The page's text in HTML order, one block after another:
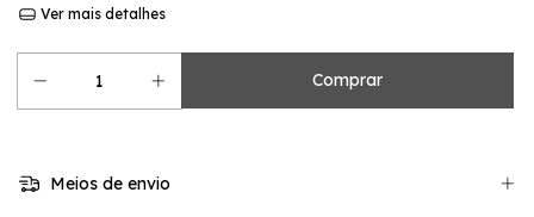
Ver mais detalhes
Meios de envio